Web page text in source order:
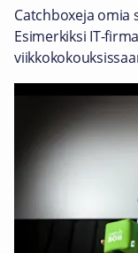
Catchboxeja omia
Esimerkiksi IT-